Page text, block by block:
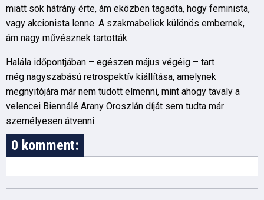
miatt sok hátrány érte, ám eközben tagadta, hogy feminista,
vagy akcionista lenne. A szakmabeliek különös embernek,
ám nagy művésznek tartották.
Halála időpontjában – egészen május végéig – tart
még nagyszabású retrospektív kiállítása, amelynek
megnyitójára már nem tudott elmenni, mint ahogy tavaly a
velencei Biennálé Arany Oroszlán díját sem tudta már
személyesen átvenni.
0 komment: